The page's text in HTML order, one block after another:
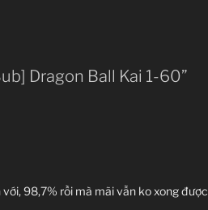
Dragon Ball Kai 1-60”
98,7% rồi mà mãi vẫn ko xong được